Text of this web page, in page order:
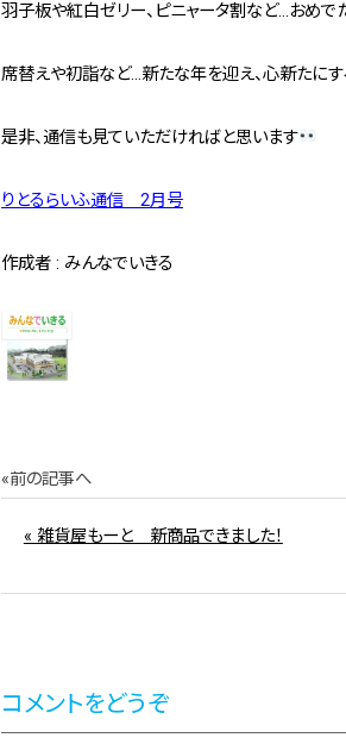
羽子板や紅白ゼリー、ピニャータ割など…おめで
席替えや初詣など…新たな年を迎え、心新たに
是非、通信も見ていただければと思います
りとるらいふ通信 2月号
作成者 : みんなでいきる
«前の記事へ
« 雑貨屋もーと 新商品できました！
コメントをどうぞ